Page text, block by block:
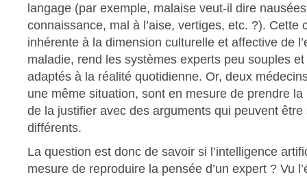
langage (par exemple, malaise veut-il dire
connaissance, mal à l’aise, vertiges, etc. ?). Cette
inhérente à la dimension culturelle et affective de
maladie, rend les systèmes experts peu souples
adaptés à la réalité quotidienne. Or, deux
une même situation, sont en mesure de prendre
de la justifier avec des arguments qui peuvent être
différents.
La question est donc de savoir si l’intelligence
mesure de reproduire la pensée d’un expert ? Vu